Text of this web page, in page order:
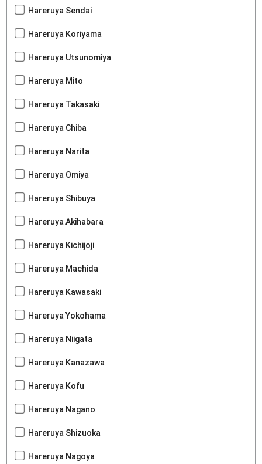
Hareruya Sendai
Hareruya Koriyama
Hareruya Utsunomiya
Hareruya Mito
Hareruya Takasaki
Hareruya Chiba
Hareruya Narita
Hareruya Omiya
Hareruya Shibuya
Hareruya Akihabara
Hareruya Kichijoji
Hareruya Machida
Hareruya Kawasaki
Hareruya Yokohama
Hareruya Niigata
Hareruya Kanazawa
Hareruya Kofu
Hareruya Nagano
Hareruya Shizuoka
Hareruya Nagoya